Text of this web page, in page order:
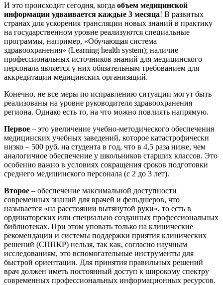
И это происходит сегодня, когда объем медицинской
информации удваивается каждые 3 месяца! В развитых
странах для ускорения трансляции новых знаний в практику
на государственном уровне реализуются специальные
программы, например, «Обучающая система
здравоохранения» (Learning health system); наличие
профессиональных источников знаний для медицинского
персонала является у них обязательным требованием для
аккредитации медицинских организаций.
Конечно, не все меры по исправлению ситуации могут быть
реализованы на уровне руководителя здравоохранения
региона. Однако есть то, на что можно повлиять напрямую.
Первое – это увеличение учебно-методического обеспечения
медицинских учебных заведений, которое катастрофически
низко – 500 руб. на студента в год, что в 4,5 раза ниже, чем
аналогичное обеспечение у школьников старших классов. Это
особенно важно в условиях сокращения сроков подготовки
среднего медицинского персонала (с 2 до 3 лет).
Второе – обеспечение максимальной доступности
современных знаний для врачей и фельдшеров, что
называется «на расстоянии вытянутой руки», то есть в
ординаторских или специально созданных профессиональных
библиотеках. При этом уповать только на клинические
рекомендации и системы поддержки приятия клинических
решений (СППКР) нельзя, так как, согласно научным
исследованиям, это вспомогательные инструменты для
быстрой ориентации. Для принятия правильных решений
врач должен иметь постоянный доступ к широкому спектру
современных профессиональных информационных ресурсов.